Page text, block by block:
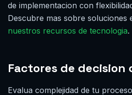
de implementacion con
Descubre mas sobre soluciones
nuestros recursos de tecnologia.
Factores de decision
Evalua complejidad de tu